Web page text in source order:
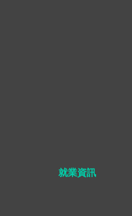
就業資訊